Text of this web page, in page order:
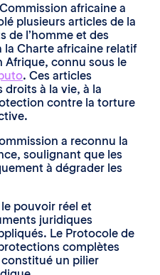
africaine a
plusieurs articles de la
de l’homme et des
la Charte africaine relatif
Afrique, connu sous le
. Ces articles
à la vie, à la
contre la torture
a reconnu la
soulignant que les
à dégrader les
pouvoir réel et
juridiques
Le Protocole de
complètes
un pilier